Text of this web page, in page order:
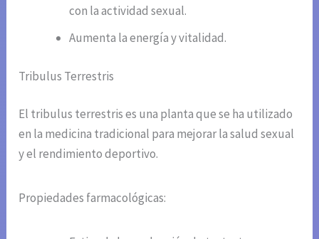
con la actividad sexual.
Aumenta la energía y vitalidad.
Tribulus Terrestris
El tribulus terrestris es una planta que se ha utilizado
en la medicina tradicional para mejorar la salud sexual
y el rendimiento deportivo.
Propiedades farmacológicas: